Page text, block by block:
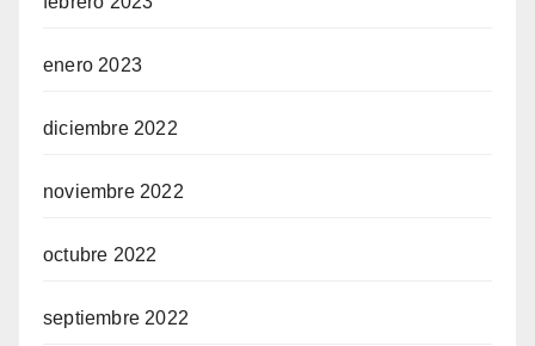
enero 2023
diciembre 2022
noviembre 2022
octubre 2022
septiembre 2022